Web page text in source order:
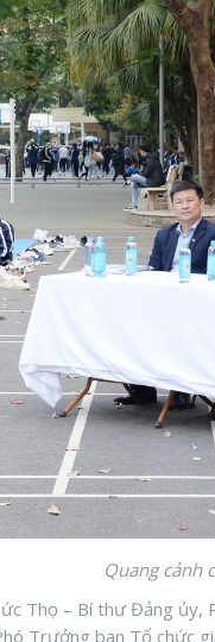
Quang cảnh
Thọ – Bí thư Đảng
Trưởng ban Tổ chức